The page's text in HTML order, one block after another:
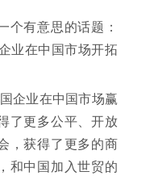
个有意思的话题：
业在中国市场开拓
企业在中国市场赢
了更多公平、开放
，获得了更多的商
和中国加入世贸的